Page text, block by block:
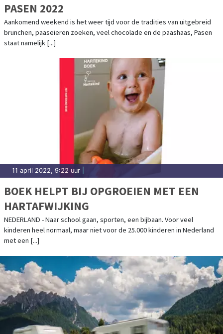
PASEN 2022
Aankomend weekend is het weer tijd voor de tradities van uitgebreid
brunchen, paaseieren zoeken, veel chocolade en de paashaas, Pasen
staat namelijk [...]
11 april 2022, 9:22 uur
BOEK HELPT BIJ OPGROEIEN MET EEN
HARTAFWIJKING
NEDERLAND - Naar school gaan, sporten, een bijbaan. Voor veel
kinderen heel normaal, maar niet voor de 25.000 kinderen in Nederland
met een [...]